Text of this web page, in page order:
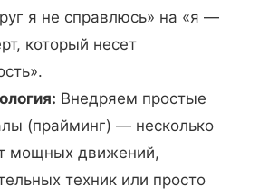
я не справлюсь» на «я —
который несет
Внедряем простые
(прайминг) — несколько
мощных движений,
техник или просто